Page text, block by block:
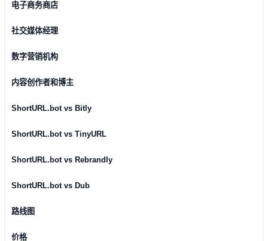
电子商务商店
社交媒体经理
数字营销机构
内容创作者和博主
ShortURL.bot vs Bitly
ShortURL.bot vs TinyURL
ShortURL.bot vs Rebrandly
ShortURL.bot vs Dub
路线图
价格